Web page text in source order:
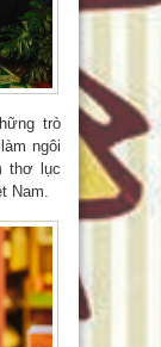
trò
ngôi
thơ lục
Nam.